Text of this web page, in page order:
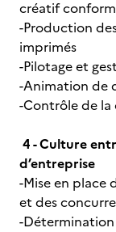
créatif
-Production
imprimés
-Pilotage et
-Animation de
-Contrôle de
4 - Culture
d’entreprise
-Mise en place
et des
-